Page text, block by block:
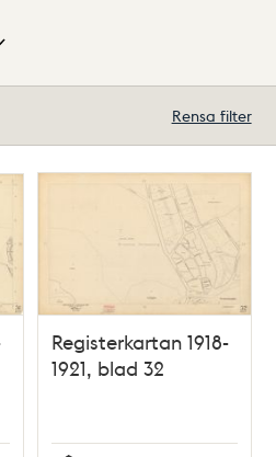
Rensa filter
Registerkartan 1918-
1921, blad 32